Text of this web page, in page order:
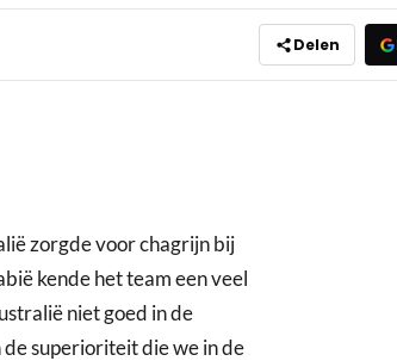
Delen
zorgde voor chagrijn bij
kende het team een veel
niet goed in de
superioriteit die we in de